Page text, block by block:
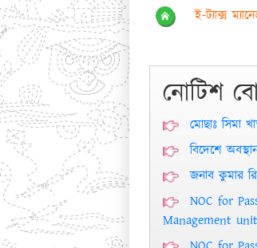
ই-ট্যাক্স
নোটিশ
মোছাঃ সিমা
বিদেশে
জনাব কুমার
NOC for
Management